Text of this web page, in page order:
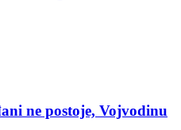
ne postoje, Vojvodinu